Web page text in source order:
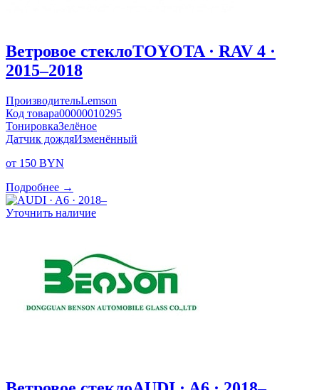
Ветровое стеклоTOYOTA · RAV 4 ·
2015–2018
ПроизводительLemson
Код товара00000010295
ТонировкаЗелёное
Датчик дождяИзменённый
от 150 BYN
Подробнее →
Уточнить наличие